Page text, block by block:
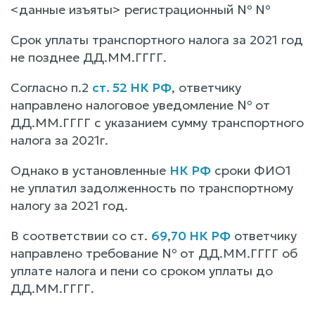
<данные изъяты> регистрационный № №
Срок уплаты транспортного налога за 2021 год
не позднее ДД.ММ.ГГГГ.
Согласно п.2 ст. 52 НК РФ, ответчику
направлено налоговое уведомление № от
ДД.ММ.ГГГГ с указанием сумму транспортного
налога за 2021г.
Однако в установленные НК РФ сроки ФИО1
не уплатил задолженность по транспортному
налогу за 2021 год.
В соответствии со ст. 69,70 НК РФ ответчику
направлено требование № от ДД.ММ.ГГГГ об
уплате налога и пени со сроком уплаты до
ДД.ММ.ГГГГ.